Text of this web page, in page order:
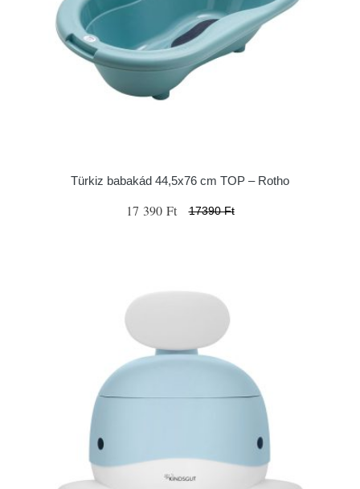
Türkiz babakád 44,5x76 cm TOP – Rotho
17 390 Ft 17390 Ft